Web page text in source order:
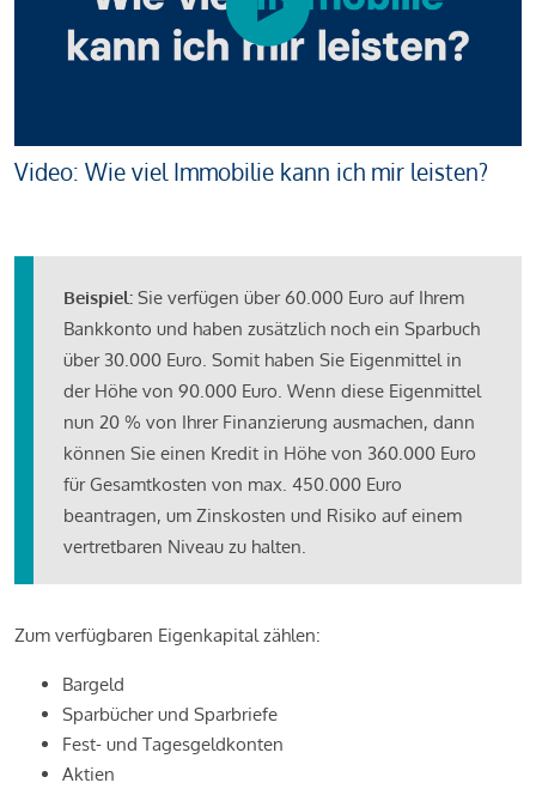
Video: Wie viel Immobilie kann ich mir leisten?
Beispiel: Sie verfügen über 60.000 Euro auf Ihrem
Bankkonto und haben zusätzlich noch ein Sparbuch
über 30.000 Euro. Somit haben Sie Eigenmittel in
der Höhe von 90.000 Euro. Wenn diese Eigenmittel
nun 20 % von Ihrer Finanzierung ausmachen, dann
können Sie einen Kredit in Höhe von 360.000 Euro
für Gesamtkosten von max. 450.000 Euro
beantragen, um Zinskosten und Risiko auf einem
vertretbaren Niveau zu halten.
Zum verfügbaren Eigenkapital zählen:
Bargeld
Sparbücher und Sparbriefe
Fest- und Tagesgeldkonten
Aktien